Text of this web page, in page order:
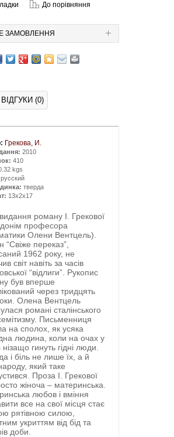
До порівняння
ЗАМОВЛЕННЯ
ВІДГУКИ (0)
Грекова, И.
2010
410
kgs
русский
тверда
13x2x17
роману І. Грекової
професора
Олени Вентцель).
“Свіже переказ”,
1962 року, не
світ навіть за часів
“відлиги”. Рукопис
був вперше
через тридцять
Олена Вентцель
романі сталінського
Письменниця
на сполох, як усяка
людина, коли на очах у
нізащо гинуть гідні люди.
і біль не лише їх, а й
який таке
Проза І. Грекової
жіноча – материнська.
любов і вміння
все на свої місця стає
рятівною силою,
укриттям від бід та
доби.